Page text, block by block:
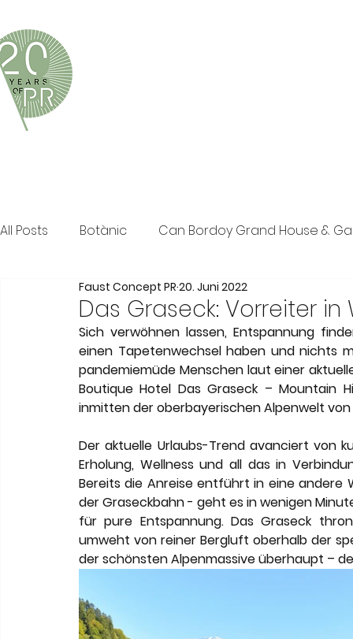
und persönliche Beratung in den Bereichen
Klassische PR im Print Bereich, Events sowie Social
All Posts Botànic Can Bordoy Grand House &
The Ozen Collection Faust Concept PR
Meneghetti Wine Hotel & Winery Karriere
Vestige Collection
Das Graseck: Vorreiter
Faust Concept PR 20. Juni 2022
Sich verwöhnen lassen, Entspannung
einen Tapetenwechsel haben und nichts
pandemiemüde Menschen laut einer
Boutique Hotel Das Graseck – Mountain
inmitten der oberbayerischen Alpenwelt
Der aktuelle Urlaubs-Trend avanciert von
Erholung, Wellness und all das in
Bereits die Anreise entführt in eine andere
der Graseckbahn - geht es in wenigen
für pure Entspannung. Das Graseck
umweht von reiner Bergluft oberhalb der
der schönsten Alpenmassive überhaupt –